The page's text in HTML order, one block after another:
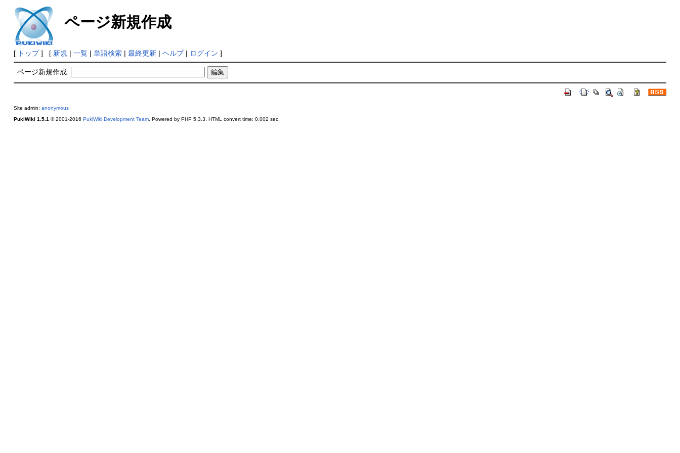
ページ新規作成
[ トップ] [ 新規 | 一覧| 単語検索| 最終更新| ヘルプ| ログイン ]
ページ新規作成:
Site admin: anonymous
PukiWiki 1.5.1 © 2001-2016 PukiWiki Development Team. Powered by PHP 5.3.3. HTML convert time: 0.002 sec.